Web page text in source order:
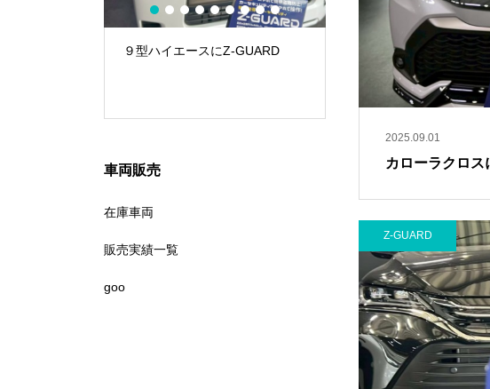
2025.09.01
カローラクロ
Z-GUARD
９型ハイエースにZ-GUARD
メルセデスベンツ W213
ビエントライトなど
1 2 3 4 5 6 7 8 9
車両販売
在庫車両
販売実績一覧
goo